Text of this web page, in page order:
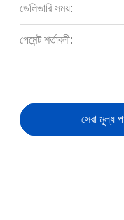
ডেলিভারি সময়:
পেমেন্ট শর্তাবলী:
সেরা মূল্য